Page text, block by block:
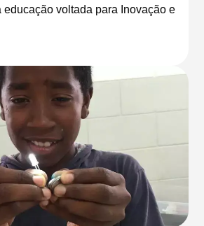
educação voltada para Inovação e